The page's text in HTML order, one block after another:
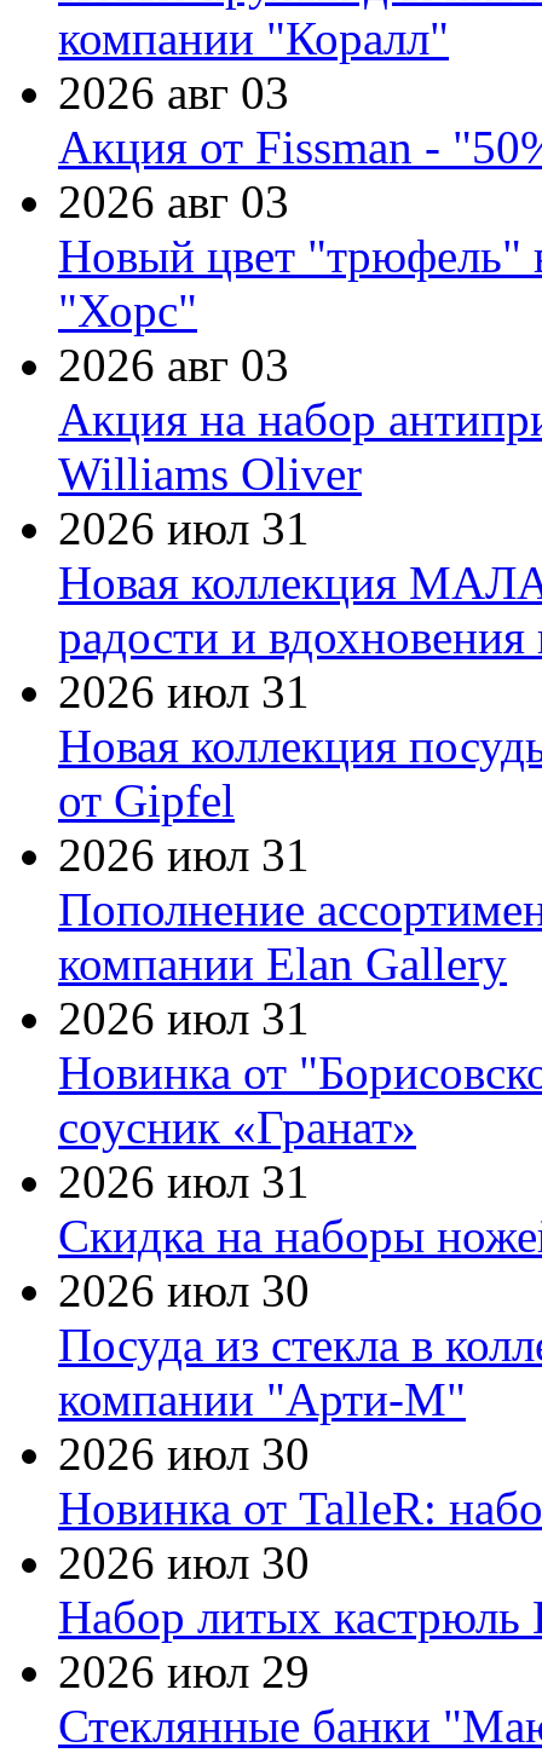
компании "Коралл"
2026 авг 03
Акция от Fissman -
2026 авг 03
Новый цвет "трюфель"
"Хорс"
2026 авг 03
Акция на набор
Williams Oliver
2026 июл 31
Новая коллекция
радости и
2026 июл 31
Новая коллекция
от Gipfel
2026 июл 31
Пополнение
компании Elan Gallery
2026 июл 31
Новинка от
соусник «Гранат»
2026 июл 31
Скидка на наборы
2026 июл 30
Посуда из стекла в
компании "Арти-М"
2026 июл 30
Новинка от TalleR:
2026 июл 30
Набор литых кастрюль
2026 июл 29
Стеклянные банки